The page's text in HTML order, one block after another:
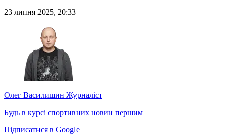
23 липня 2025, 20:33
Олег Василишин Журналіст
Будь в курсі спортивних новин першим
Підписатися в Google